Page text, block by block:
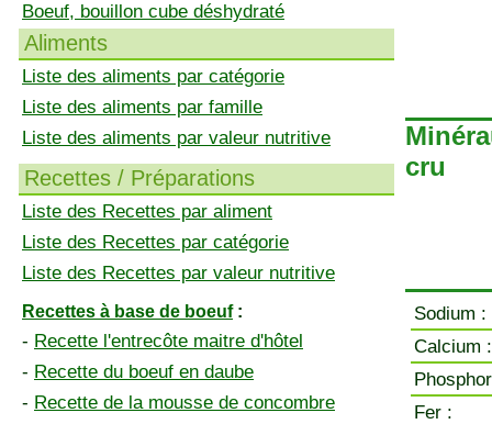
Boeuf, bouillon cube déshydraté
Aliments
Liste des aliments par catégorie
Liste des aliments par famille
Liste des aliments par valeur nutritive
Recettes / Préparations
Liste des Recettes par aliment
Liste des Recettes par catégorie
Liste des Recettes par valeur nutritive
Recettes à base de boeuf:
- Recette l'entrecôte maitre d'hôtel
- Recette du boeuf en daube
- Recette de la mousse de concombre
cru
Sodium :
Calcium :
Fer :